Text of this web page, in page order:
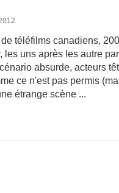
téléfilms canadiens,
les uns après les autre
absurde, acteurs
ce n'est pas permis
étrange scène ...